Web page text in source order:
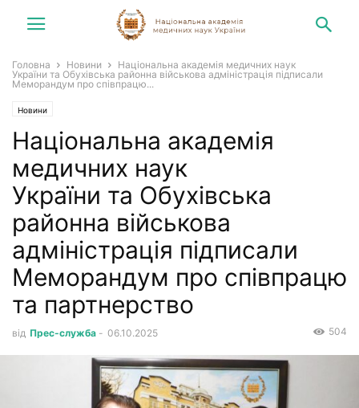
Головна Новини
Національна академія медичних наук
України та Обухівська районна військова адміністрація підписали
Меморандум про співпрацю...
Новини
Національна академія
медичних наук
України та Обухівська
районна військова
адміністрація підписали
Меморандум про співпрацю
та партнерство
від Прес-служба - 06.10.2025 504